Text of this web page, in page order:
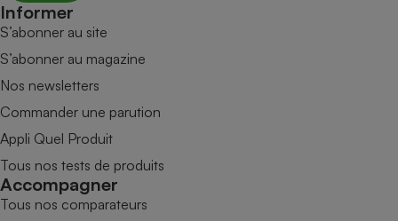
Informer
S’abonner au site
S’abonner au magazine
Nos newsletters
Commander une parution
Appli Quel Produit
Tous nos tests de produits
Accompagner
Tous nos comparateurs